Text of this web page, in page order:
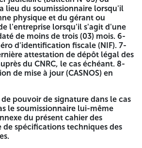
des
de Relizane
El Intissar Relizane
NATIONAL OUVERT AVEC
MINIMALES
DAL/SA/2026
des Télécommunications de
d'appel d'offres national ouvert
minimales pour :
METALLIQUES
lieu du soumissionnaire lorsqu'il
physique et du gérant ou
l'entreprise lorsqu'il s'agit d'une
de moins de trois (03) mois. 6-
d'identification fiscale (NIF). 7-
attestation de dépôt légal des
du CNRC, le cas échéant. 8-
de mise à jour (CASNOS) en
pouvoir de signature dans le cas
le soumissionnaire lui-même
du présent cahier des
de spécifications techniques des